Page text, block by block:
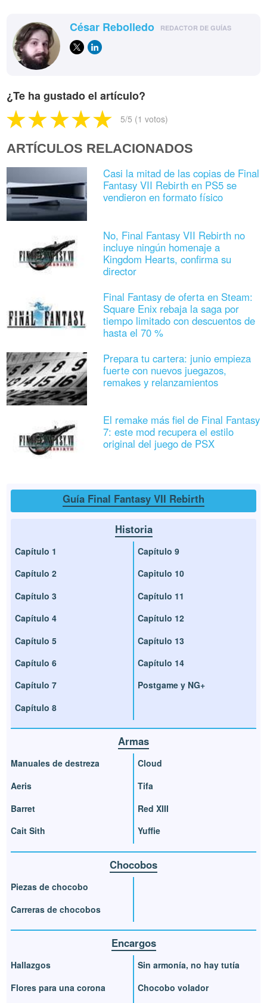
César Rebolledo REDACTOR DE GUÍAS
¿Te ha gustado el artículo?
5/5 (1 votos)
ARTÍCULOS RELACIONADOS
Casi la mitad de las copias de Final
Fantasy VII Rebirth en PS5 se
vendieron en formato físico
No, Final Fantasy VII Rebirth no
incluye ningún homenaje a
Kingdom Hearts, confirma su
director
Final Fantasy de oferta en Steam:
Square Enix rebaja la saga por
tiempo limitado con descuentos de
hasta el 70 %
Prepara tu cartera: junio empieza
fuerte con nuevos juegazos,
remakes y relanzamientos
El remake más fiel de Final Fantasy
7: este mod recupera el estilo
original del juego de PSX
Guía Final Fantasy VII Rebirth
Historia
Capítulo 1
Capítulo 2
Capítulo 3
Capítulo 4
Capítulo 5
Capítulo 6
Capítulo 7
Capítulo 8
Capítulo 9
Capitulo 10
Capítulo 11
Capítulo 12
Capítulo 13
Capítulo 14
Postgame y NG+
Armas
Manuales de destreza
Aeris
Barret
Cait Sith
Cloud
Tifa
Red XIII
Yuffie
Chocobos
Piezas de chocobo
Carreras de chocobos
Encargos
Hallazgos
Flores para una corona
Sin armonía, no hay tutía
Chocobo volador